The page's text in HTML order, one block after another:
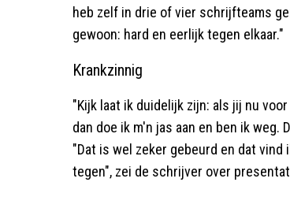
heb zelf in drie of vier schrijfteams
gewoon: hard en eerlijk tegen elkaar."
Krankzinnig
"Kijk laat ik duidelijk zijn: als jij nu
dan doe ik m'n jas aan en ben ik weg.
"Dat is wel zeker gebeurd en dat vind
tegen", zei de schrijver over